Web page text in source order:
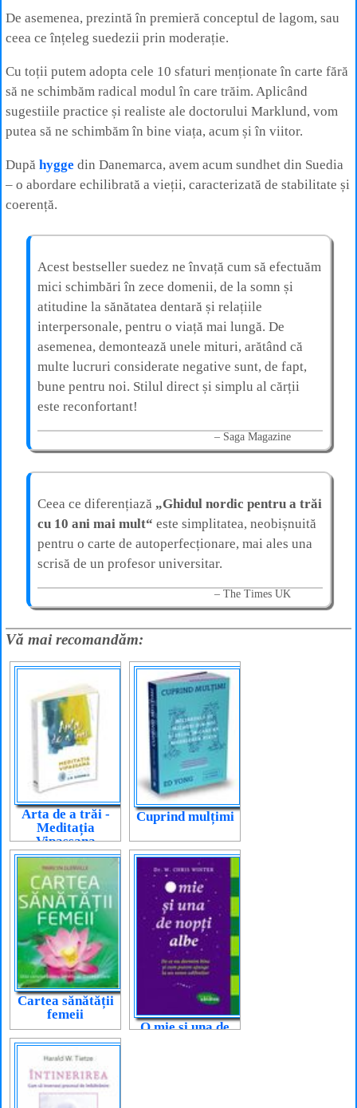
De asemenea, prezintă în premieră conceptul de lagom, sau
ceea ce înțeleg suedezii prin moderație.
Cu toții putem adopta cele 10 sfaturi menționate în carte fără
să ne schimbăm radical modul în care trăim. Aplicând
sugestiile practice și realiste ale doctorului Marklund, vom
putea să ne schimbăm în bine viața, acum și în viitor.
După hygge din Danemarca, avem acum sundhet din Suedia
– o abordare echilibrată a vieții, caracterizată de stabilitate și
coerență.
Acest bestseller suedez ne învață cum să efectuăm
mici schimbări în zece domenii, de la somn și
atitudine la sănătatea dentară și relațiile
interpersonale, pentru o viață mai lungă. De
asemenea, demontează unele mituri, arătând că
multe lucruri considerate negative sunt, de fapt,
bune pentru noi. Stilul direct și simplu al cărții
este reconfortant!
Saga Magazine
Ceea ce diferențiază „Ghidul nordic pentru a trăi
cu 10 ani mai mult“ este simplitatea, neobișnuită
pentru o carte de autoperfecționare, mai ales una
scrisă de un profesor universitar.
The Times UK
Vă mai recomandăm:
Arta de a trăi -
Meditația
Vipassana
Cuprind mulțimi
Cartea sănătății
femeii
O mie și una de